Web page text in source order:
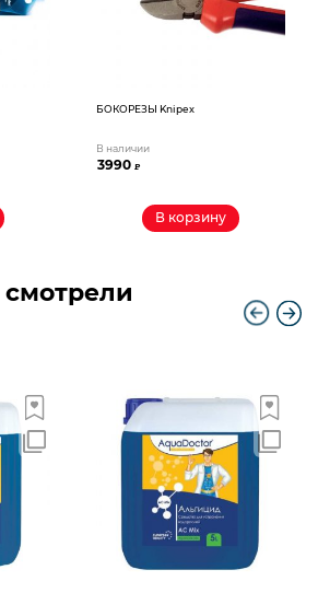
БОКОРЕЗЫ Knipex
В наличии
3990₽
В корзину